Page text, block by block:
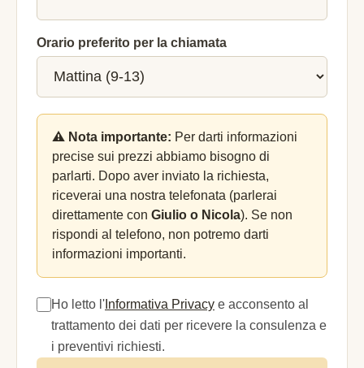
Orario preferito per la chiamata
⚠️ Nota importante: Per darti informazioni
precise sui prezzi abbiamo bisogno di
parlarti. Dopo aver inviato la richiesta,
riceverai una nostra telefonata (parlerai
direttamente con Giulio o Nicola). Se non
rispondi al telefono, non potremo darti
informazioni importanti.
Ho letto l' Informativa Privacy e acconsento al
trattamento dei dati per ricevere la consulenza e
i preventivi richiesti.